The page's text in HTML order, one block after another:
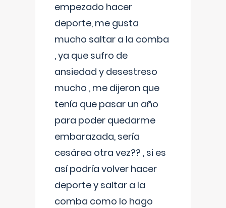
empezado hacer
deporte, me gusta
mucho saltar a la comba
, ya que sufro de
ansiedad y desestreso
mucho , me dijeron que
tenía que pasar un año
para poder quedarme
embarazada, sería
cesárea otra vez?? , si es
así podría volver hacer
deporte y saltar a la
comba como lo hago